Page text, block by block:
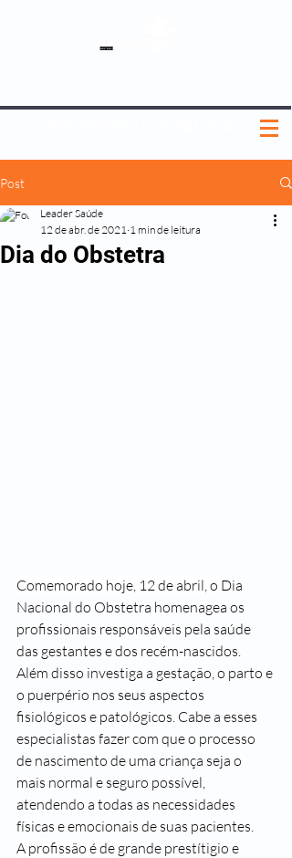
Post
Dia do Obstetra
Leader Saúde
12 de abr. de 2021 1 min de leitura
Comemorado hoje, 12 de abril, o Dia
Nacional do Obstetra homenagea os
profissionais responsáveis pela saúde
das gestantes e dos recém-nascidos.
Além disso investiga a gestação, o parto e
o puerpério nos seus aspectos
fisiológicos e patológicos. Cabe a esses
especialistas fazer com que o processo
de nascimento de uma criança seja o
mais normal e seguro possível,
atendendo a todas as necessidades
físicas e emocionais de suas pacientes.
A profissão é de grande prestítigio e